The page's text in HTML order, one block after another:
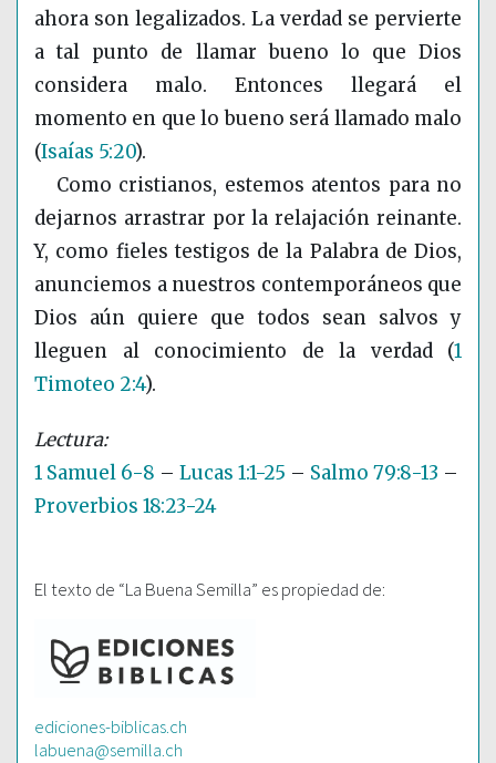
ahora son legalizados. La verdad se pervierte
a tal punto de llamar bueno lo que Dios
considera malo. Entonces llegará el
momento en que lo bueno será llamado malo
(Isaías 5:20).
Como cristianos, estemos atentos para no
dejarnos arrastrar por la relajación reinante.
Y, como fieles testigos de la Palabra de Dios,
anunciemos a nuestros contemporáneos que
Dios aún quiere que todos sean salvos y
lleguen al conocimiento de la verdad (1
Timoteo 2:4).
1 Samuel 6-8 – Lucas 1:1-25 – Salmo 79:8-13 –
Proverbios 18:23-24
El texto de “La Buena Semilla” es propiedad de:
ediciones-biblicas.ch
labuena@semilla.ch